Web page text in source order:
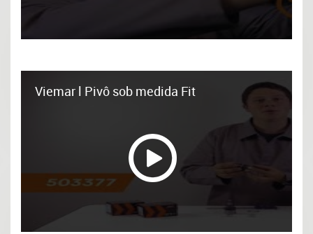
Viemar l Pivô sob medida Fit